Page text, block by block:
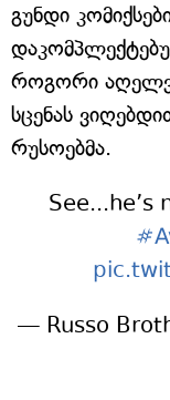
გუნდი
როგორი
სცენას
რუსოებმა.
See...he’s
— Russo